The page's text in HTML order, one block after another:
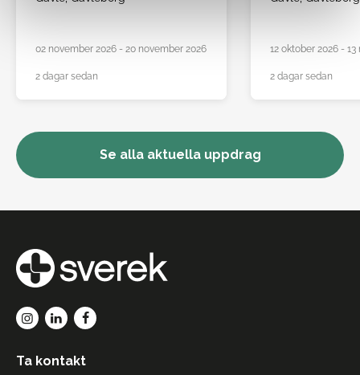
02 november 2026 - 20 november 2026
2 dagar sedan
12 oktober 2026 -
2 dagar sedan
Se alla aktuella uppdrag
Ta kontakt